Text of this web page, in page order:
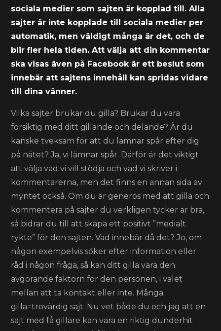
sociala medier som sajten är kopplad till. Alla
sajter är inte kopplade till sociala medier per
automatik, men väldigt många är det, och de
blir fler hela tiden. Att välja att din kommentar
ska visas även på Facebook är ett beslut som
innebär att sajtens innehåll kan spridas vidare
till dina vänner.
Vilka sajter brukar du gilla? Brukar du vara
försiktig med ditt gillande och delande? Är du
kanske tveksam för att du lämnar spår efter dig
på nätet? Ja, vi lämnar spår. Därför är det viktigt
att välja vad vi vill stödja och vad vi skriver i
kommentarerna, men det finns en annan sida av
myntet också. Om du är generös med att gilla och
kommentera på sajter du verkligen tycker är bra,
så bidrar du till att skapa ett positivt ”medialt
rykte” för den sajten. Vad innebär då det? Jo, om
någon exempelvis söker efter information eller
råd i någon fråga, så kan ditt gilla vara den
avgörande faktorn för den personen, i valet
mellan att ta kontakt eller inte. Många
gilla=trovärdig sajt. Nu vet både du och jag att en
sajt med få gillare kan vara en riktig dunderhit